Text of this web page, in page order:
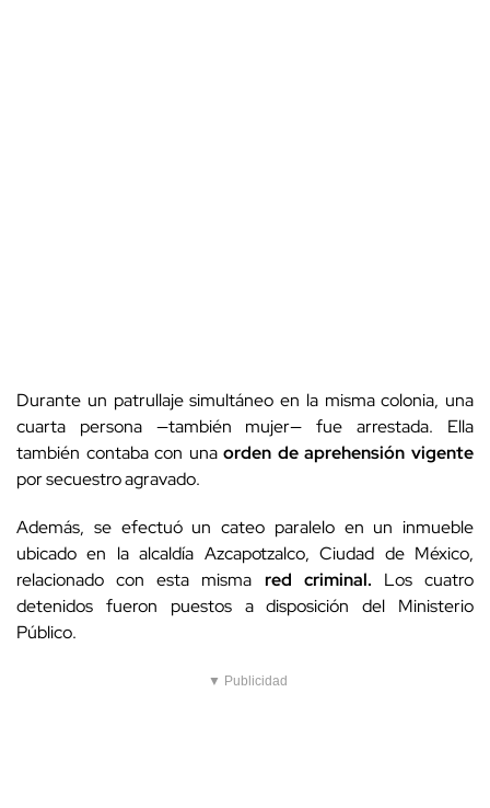
Durante un patrullaje simultáneo en la misma colonia, una
cuarta persona —también mujer— fue arrestada. Ella
también contaba con unaorden de aprehensión vigente
por secuestro agravado.
Además, se efectuó un cateo paralelo en un inmueble
ubicado en la alcaldía Azcapotzalco, Ciudad de México,
relacionado con esta misma red criminal. Los cuatro
detenidos fueron puestos a disposición del Ministerio
Público.
▼ Publicidad